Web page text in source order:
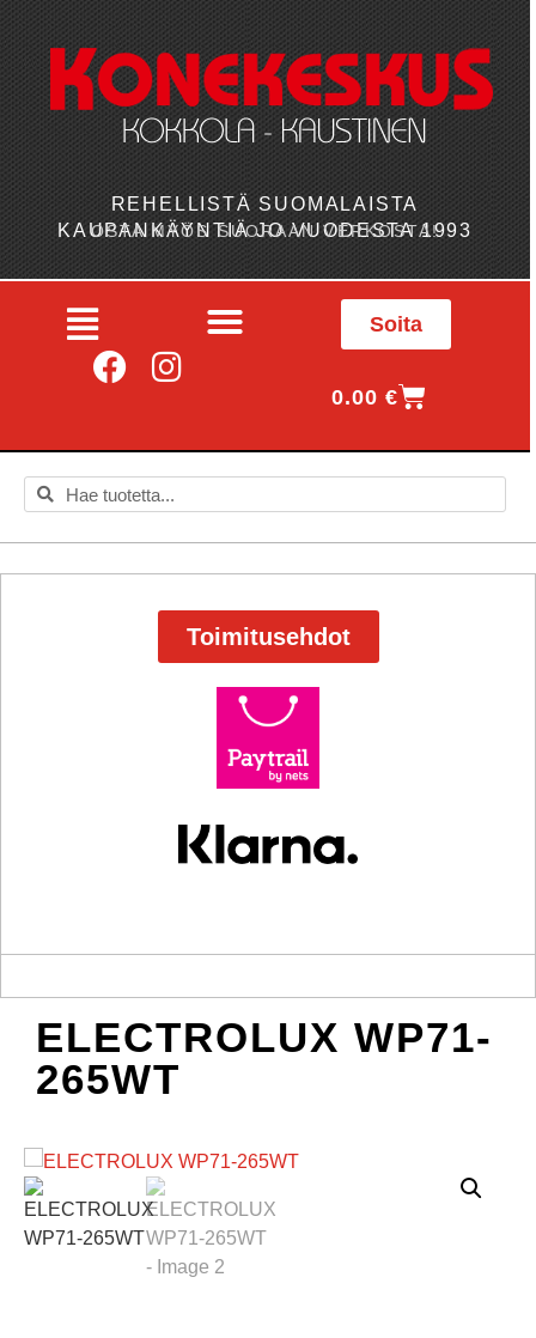
REHELLISTÄ SUOMALAISTA
KAUPANKÄYNTIÄ JO VUODESTA 1993
OSTA MYÖS SUORAAN VERKOSTA!
Soita
0.00€
Toimitusehdot
ELECTROLUX WP71-
265WT